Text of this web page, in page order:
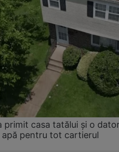
primit casa tatălui și o
pentru tot cartierul